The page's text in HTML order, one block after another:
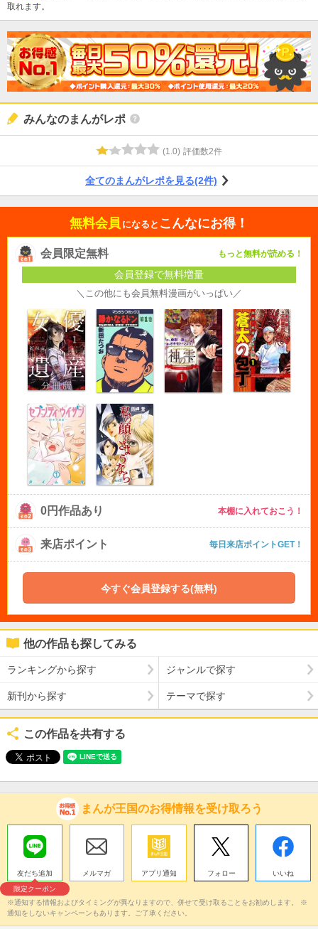
取れます。
みんなのまんがレポ
(1.0) 評価数2件
全てのまんがレポを見る(2件)
無料会員 になると こんなにお得！
会員限定無料 もっと無料が読める！
会員登録で無料増量
＼この他にも会員無料漫画がいっぱい／
0円作品あり 本棚に入れておこう！
来店ポイント 毎日来店ポイントGET！
今すぐ会員登録する(無料)
他の作品も探してみる
ランキングから探す ジャンルで探す
新刊から探す テーマで探す
この作品を共有する
まんが王国のお得情報を受け取ろう
友だち追加
限定クーポン
メルマガ アプリ通知 フォロー いいね
※通知する情報およびタイミングが異なりますので、併せて受け取ることをお勧めします。 ※
通知をしないキャンペーンもあります。ご了承ください。